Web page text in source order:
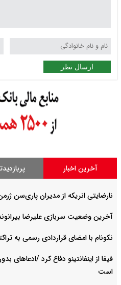
ارسال نظر
آخرین اخبار
نارضایتی انریکه از مدیران پاری‌سن
آخرین وضعیت سربازی علیرضا
نکونام با امضای قراردادی رسمی به
فیفا از اینفانتینو دفاع کرد /
است